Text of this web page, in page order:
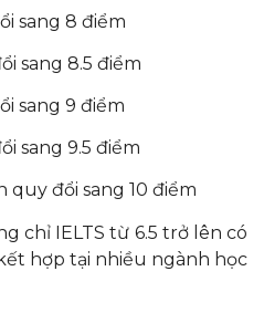
sang 8 điểm
sang 8.5 điểm
sang 9 điểm
sang 9.5 điểm
quy đổi sang 10 điểm
chỉ IELTS từ 6.5 trở lên có
hợp tại nhiều ngành học